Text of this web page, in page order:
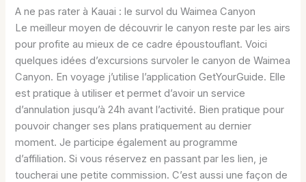
A ne pas rater à Kauai : le survol du Waimea Canyon
Le meilleur moyen de découvrir le canyon reste par les airs
pour profite au mieux de ce cadre époustouflant. Voici
quelques idées d’excursions survoler le canyon de Waimea
Canyon. En voyage j’utilise l’application GetYourGuide. Elle
est pratique à utiliser et permet d’avoir un service
d’annulation jusqu’à 24h avant l’activité. Bien pratique pour
pouvoir changer ses plans pratiquement au dernier
moment. Je participe également au programme
d’affiliation. Si vous réservez en passant par les lien, je
toucherai une petite commission. C’est aussi une façon de